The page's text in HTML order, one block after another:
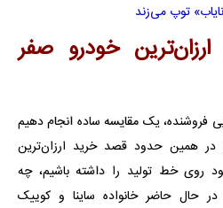
توپ می‌زند
خودرو صفر
فروشنده، یک مقایسه ساده انجام دهیم
در همین حدود قصد خرید ارزان‌ترین
روی خط تولید را داشته باشیم، چه
حال حاضر خانواده ساینا و کوییک